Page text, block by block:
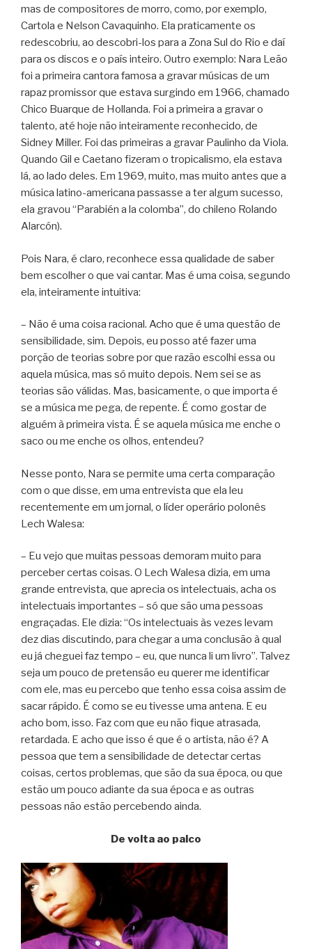
mas de compositores de morro, como, por exemplo,
Cartola e Nelson Cavaquinho. Ela praticamente os
redescobriu, ao descobri-los para a Zona Sul do Rio e daí
para os discos e o país inteiro. Outro exemplo: Nara Leão
foi a primeira cantora famosa a gravar músicas de um
rapaz promissor que estava surgindo em 1966, chamado
Chico Buarque de Hollanda. Foi a primeira a gravar o
talento, até hoje não inteiramente reconhecido, de
Sidney Miller. Foi das primeiras a gravar Paulinho da Viola.
Quando Gil e Caetano fizeram o tropicalismo, ela estava
lá, ao lado deles. Em 1969, muito, mas muito antes que a
música latino-americana passasse a ter algum sucesso,
ela gravou “Parabién a la colomba”, do chileno Rolando
Alarcón).
Pois Nara, é claro, reconhece essa qualidade de saber
bem escolher o que vai cantar. Mas é uma coisa, segundo
ela, inteiramente intuitiva:
– Não é uma coisa racional. Acho que é uma questão de
sensibilidade, sim. Depois, eu posso até fazer uma
porção de teorias sobre por que razão escolhi essa ou
aquela música, mas só muito depois. Nem sei se as
teorias são válidas. Mas, basicamente, o que importa é
se a música me pega, de repente. É como gostar de
alguém à primeira vista. É se aquela música me enche o
saco ou me enche os olhos, entendeu?
Nesse ponto, Nara se permite uma certa comparação
com o que disse, em uma entrevista que ela leu
recentemente em um jornal, o líder operário polonês
Lech Walesa:
– Eu vejo que muitas pessoas demoram muito para
perceber certas coisas. O Lech Walesa dizia, em uma
grande entrevista, que aprecia os intelectuais, acha os
intelectuais importantes – só que são uma pessoas
engraçadas. Ele dizia: “Os intelectuais às vezes levam
dez dias discutindo, para chegar a uma conclusão à qual
eu já cheguei faz tempo – eu, que nunca li um livro”. Talvez
seja um pouco de pretensão eu querer me identificar
com ele, mas eu percebo que tenho essa coisa assim de
sacar rápido. É como se eu tivesse uma antena. E eu
acho bom, isso. Faz com que eu não fique atrasada,
retardada. E acho que isso é que é o artista, não é? A
pessoa que tem a sensibilidade de detectar certas
coisas, certos problemas, que são da sua época, ou que
estão um pouco adiante da sua época e as outras
pessoas não estão percebendo ainda.
De volta ao palco